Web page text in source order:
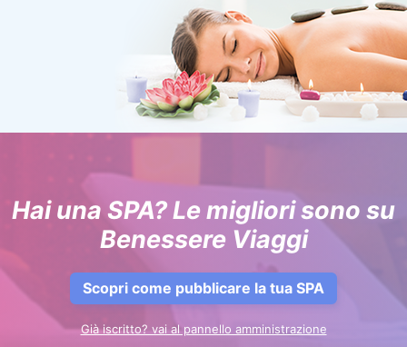
Hai una SPA? Le migliori sono su
Benessere Viaggi
Scopri come pubblicare la tua SPA
Già iscritto? vai al pannello amministrazione